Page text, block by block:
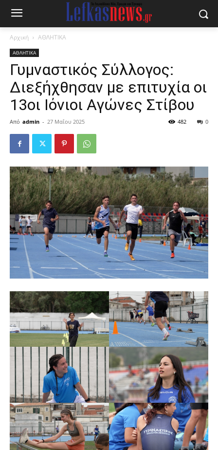
Αρχική ΑΘΛΗΤΙΚΑ
ΑΘΛΗΤΙΚΑ
Γυμναστικός Σύλλογος:
Διεξήχθησαν με επιτυχία οι
13οι Ιόνιοι Αγώνες Στίβου
Από admin - 27 Μαΐου 2025 0
482